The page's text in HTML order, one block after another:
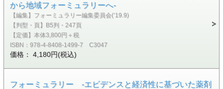
から地域フォーミュラリーへ-
【編集】フォーミュラリー編集委員会(’19.9)
【判型・頁】B5判・247頁
【定価】本体3,800円＋税
ISBN：978-4-8408-1499-7 C3047
価格： 4,180円(税込)
フォーミュラリー -エビデンスと経済性に基づいた薬剤